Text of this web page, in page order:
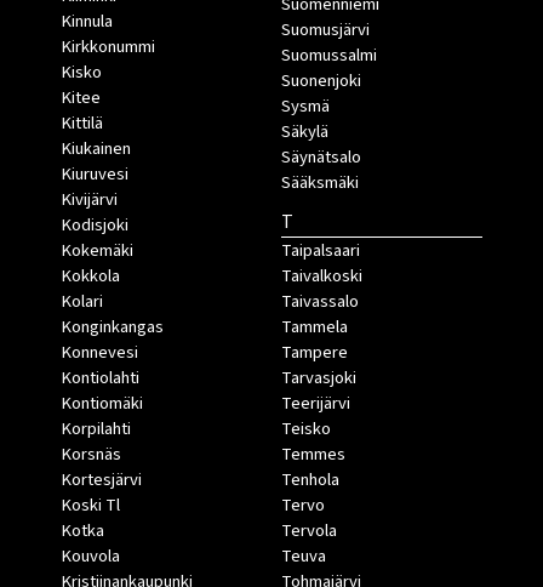
Kinnula
Kirkkonummi
Kisko
Kitee
Kittilä
Kiukainen
Kiuruvesi
Kivijärvi
Kodisjoki
Kokemäki
Kokkola
Kolari
Konginkangas
Konnevesi
Kontiolahti
Kontiomäki
Korpilahti
Korsnäs
Kortesjärvi
Koski Tl
Kotka
Kouvola
Suomusjärvi
Suomussalmi
Suonenjoki
Sysmä
Säkylä
Säynätsalo
Sääksmäki
T
Taipalsaari
Taivalkoski
Taivassalo
Tammela
Tampere
Tarvasjoki
Teerijärvi
Teisko
Temmes
Tenhola
Tervo
Tervola
Teuva